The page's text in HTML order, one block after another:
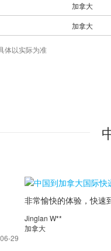
加拿大
加拿大
体以实际为准
29
非常愉快的体验，快速
Jinglan W**
加拿大